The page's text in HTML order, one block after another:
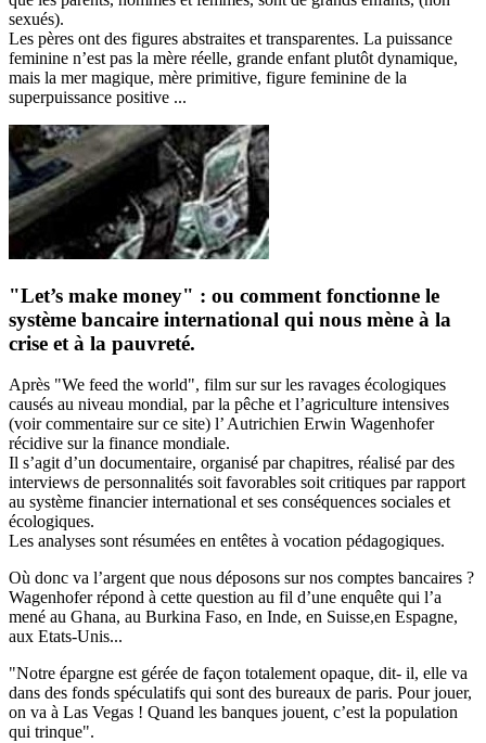
sexués).
Les pères ont des figures abstraites et transparentes. La puissance
feminine n’est pas la mère réelle, grande enfant plutôt dynamique,
mais la mer magique, mère primitive, figure feminine de la
superpuissance positive ...
"Let’s make money" : ou comment fonctionne le
système bancaire international qui nous mène à la
crise et à la pauvreté.
Après "We feed the world", film sur sur les ravages écologiques
causés au niveau mondial, par la pêche et l’agriculture intensives
(voir commentaire sur ce site) l’ Autrichien Erwin Wagenhofer
récidive sur la finance mondiale.
Il s’agit d’un documentaire, organisé par chapitres, réalisé par des
interviews de personnalités soit favorables soit critiques par rapport
au système financier international et ses conséquences sociales et
écologiques.
Les analyses sont résumées en entêtes à vocation pédagogiques.
Où donc va l’argent que nous déposons sur nos comptes bancaires ?
Wagenhofer répond à cette question au fil d’une enquête qui l’a
mené au Ghana, au Burkina Faso, en Inde, en Suisse,en Espagne,
aux Etats-Unis...
"Notre épargne est gérée de façon totalement opaque, dit- il, elle va
dans des fonds spéculatifs qui sont des bureaux de paris. Pour jouer,
on va à Las Vegas ! Quand les banques jouent, c’est la population
qui trinque".